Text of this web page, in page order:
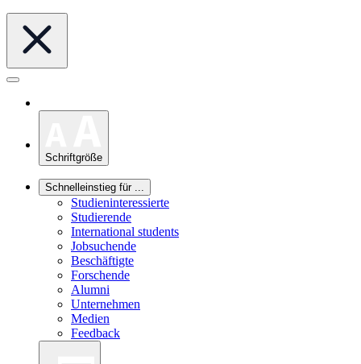
Schriftgröße
Schnelleinstieg für ...
Studieninteressierte
Studierende
International students
Jobsuchende
Beschäftigte
Forschende
Alumni
Unternehmen
Medien
Feedback